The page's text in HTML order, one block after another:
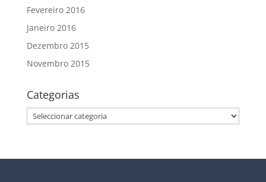
Fevereiro 2016
Janeiro 2016
Dezembro 2015
Novembro 2015
Categorias
Categorias